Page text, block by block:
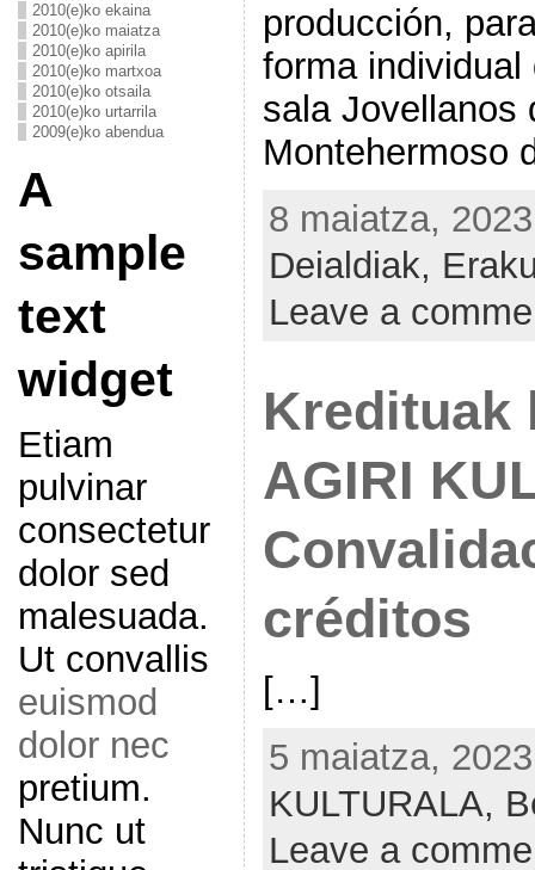
2010(e)ko ekaina
2010(e)ko maiatza
2010(e)ko apirila
2010(e)ko martxoa
2010(e)ko otsaila
2010(e)ko urtarrila
2009(e)ko abendua
A
sample
text
widget
Etiam
pulvinar
consectetur
dolor sed
malesuada.
Ut convallis
euismod
dolor nec
pretium.
Nunc ut
producción,
forma
sala Jovellanos
Montehermoso
8 maiatza,
Deialdiak,
Leave a
Kredituak
AGIRI
créditos
[…]
5 maiatza,
KULTURALA,
Leave a